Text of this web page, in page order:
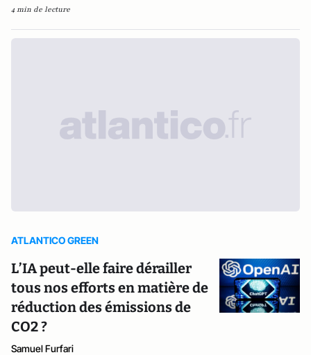
4 min de lecture
ATLANTICO GREEN
L’IA peut-elle faire dérailler
tous nos efforts en matière de
réduction des émissions de
CO2 ?
Samuel Furfari